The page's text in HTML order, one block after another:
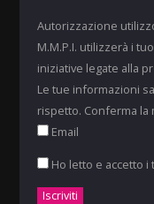
Autorizzazione
M.M.P.I. utilizzerà i
iniziative legate alla
Le tue informazioni
rispetto. Conferma la
Email
Ho letto e accetto